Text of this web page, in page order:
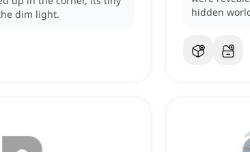
dim light.
hidden